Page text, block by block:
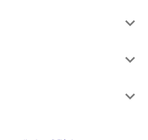


